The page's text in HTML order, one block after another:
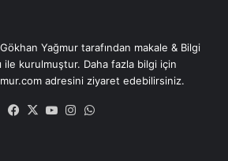
Yağmur tarafından makale & Bilgi
ile kurulmuştur. Daha fazla bilgi için
adresini ziyaret edebilirsiniz.
Facebook
X YouTubeInstagram